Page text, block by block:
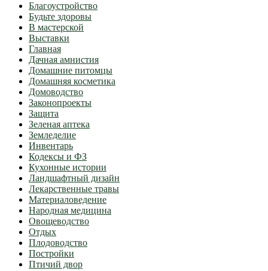
Благоустройство
Будьте здоровы
В мастерской
Выставки
Главная
Дачная амнистия
Домашние питомцы
Домашняя косметика
Домоводство
Законопроекты
Защита
Зеленая аптека
Земледелие
Инвентарь
Кодексы и ФЗ
Кухонные истории
Ландшафтный дизайн
Лекарственные травы
Материаловедение
Народная медицина
Овощеводство
Отдых
Плодоводство
Постройки
Птичий двор